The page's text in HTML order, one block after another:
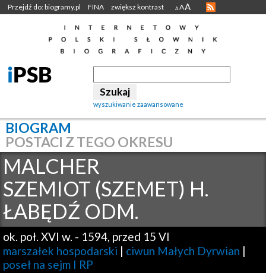
Przejdź do: biogramy.pl FINA zwiększ kontrast A AA
wyszukiwanie zaawansowane
BIOGRAM
POSTACI Z TEGO OKRESU
MALCHER
SZEMIOT (SZEMET) H.
ŁABĘDŹ ODM.
ok. poł. XVI w. - 1594, przed 15 VI
marszałek hospodarski | ciwun Małych Dyrwian |
poseł na sejm I RP